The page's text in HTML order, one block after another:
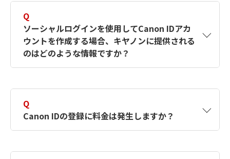
す。詳しい作成方法は【カメラ】Canon IDとは
何ですか？Canon IDの作成方法は？をご確認く
ださい。
Q
ソーシャルログインを使用してCanon IDアカ
ウントを作成する場合、キヤノンに提供される
のはどのような情報ですか？
択したサービスから取得します。アカウントを
簡単に作成できるように、この情報を使用して
Canon IDの登録フォームを入力します。
Q
Canon IDの登録に料金は発生しますか？